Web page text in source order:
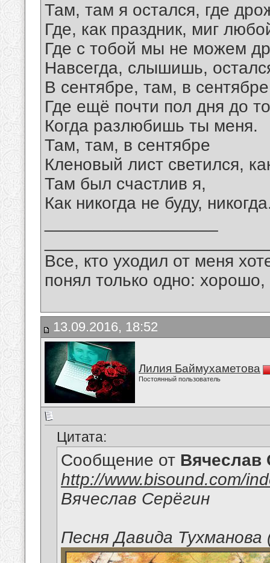
Там, там я остался, где
Где, как праздник, миг
Где с тобой мы не можем
Навсегда, слышишь,
В сентябре, там, в
Где ещё почти пол дня до
Когда разлюбишь ты меня.
Там, там, в сентябре
Кленовый лист светился,
Там был счастлив я,
Как никогда не буду,
Все, кто уходил от меня
понял только одно:
13.09.2016, 18:52
Лилия Баймухаметова
Постоянный пользователь
Цитата:
Сообщение от Вячеслав
http://www.bisound.com/
Вячеслав Серёгин
Песня Давида Тухманова